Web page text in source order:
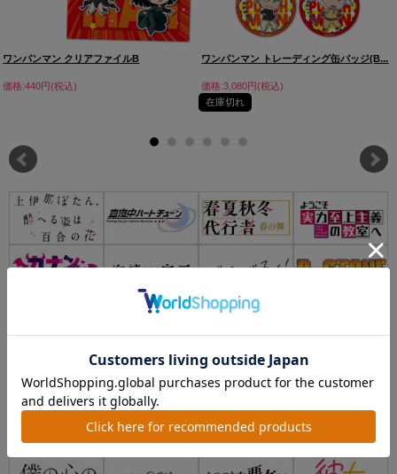
ワンパンマン クリアファイルB
価格:440円(税込)
ワンパンマン トレーディング缶バッジ(B...
価格:3,080円(税込)
在庫切れ